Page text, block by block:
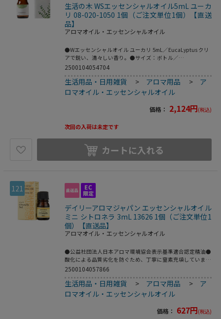
生活の木 WSエッセンシャルオイル5mL ユーカ
リ 08-020-1050 1個（ご注文単位1個）【直送
品】
アロマオイル・エッセンシャルオイル
●Wエッセンシャルオイル ユーカリ 5mL／EucaLyptus クリ
アで鋭い、清々しい香り。●サイズ：ボトル／
Φ22×H55mm、箱／W30×D30×H75mm●材質：ボトル／
グレープフルーツ、ライム●こちらの商品は事業者様向け商
品です。●こちらの商品は取寄せ商品となり納期が長期間か
かる可能性がございます。また、ご発注後のキャンセルは対
応いたしかねますので予めご了承ください。
2500104054704
生活用品・日用雑貨 > アロマ用品 > ア
ロマオイル・エッセンシャルオイル
価格： 2,124円(税込)
次回の入荷は未定です
カートに入れる
121
デイリーアロマジャパン エッセンシャルオイル
ミニ シトロネラ 3mL 13626 1個（ご注文単位1
個）【直送品】
アロマオイル・エッセンシャルオイル
●公益社団法人日本アロマ環境協会表示基準適合認定精油●
酸化による品質劣化を防ぐため、丁寧に窒素充填していま
す。●量：3mL●成分：エッセンシャルオイル（精油）●香
名：Cymbopogon winterianus●科名：イネ科●原産国：
インド（※原産地は予告無く、変更となる場合がありま
す。）●抽出部位／抽出方法：葉／水蒸気蒸留法●こちらの
商品は事業者様向け商品です。●こちらの商品は取寄せ商品
となり納期が長期間かかる可能性がございます。また、ご発
2500104057866
生活用品・日用雑貨 > アロマ用品 > ア
ロマオイル・エッセンシャルオイル
価格： 627円(税込)